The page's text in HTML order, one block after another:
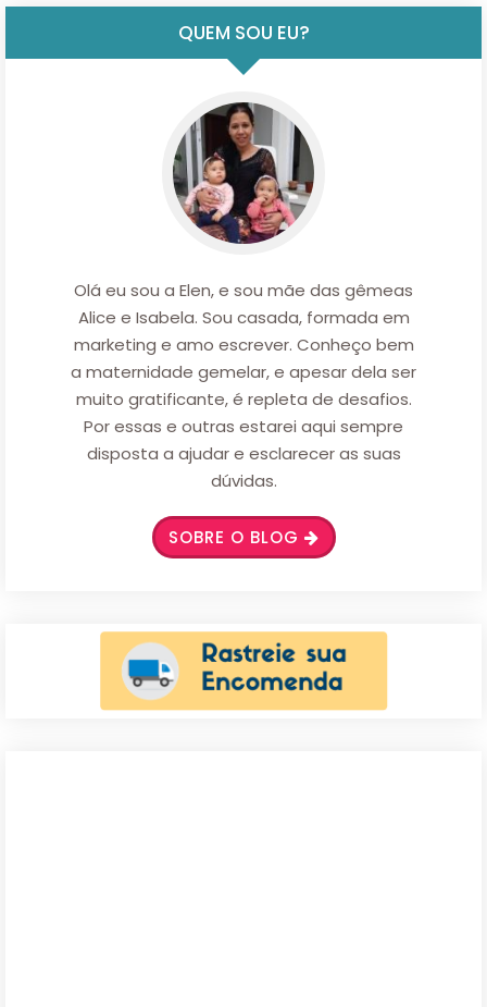
QUEM SOU EU?
Olá eu sou a Elen, e sou mãe das gêmeas
Alice e Isabela. Sou casada, formada em
marketing e amo escrever. Conheço bem
a maternidade gemelar, e apesar dela ser
muito gratificante, é repleta de desafios.
Por essas e outras estarei aqui sempre
disposta a ajudar e esclarecer as suas
dúvidas.
SOBRE O BLOG